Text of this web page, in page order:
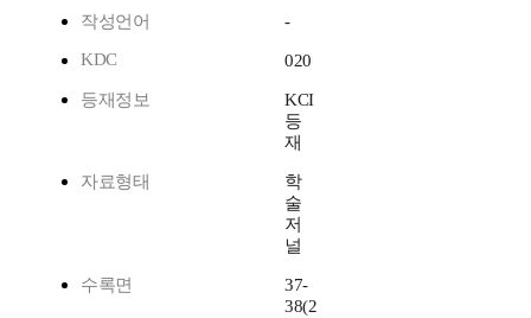
작성언어
-
KDC
020
등재정보
KCI
등
재
자료형태
학
술
저
널
수록면
37-
38(2